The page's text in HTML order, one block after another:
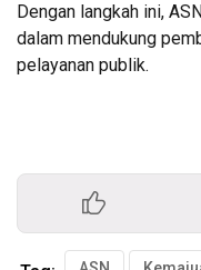
Dengan langkah ini,
dalam mendukung
pelayanan publik.